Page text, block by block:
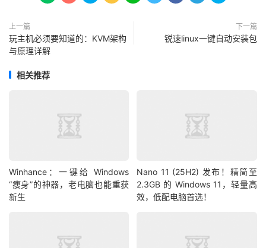
上一篇
玩主机必须要知道的：KVM架构
与原理详解
下一篇
锐速linux一键自动安装包
相关推荐
Winhance：一键给 Windows
“瘦身”的神器，老电脑也能重获
新生
Nano 11 (25H2) 发布！精简至
2.3GB 的 Windows 11，轻量高
效，低配电脑首选！